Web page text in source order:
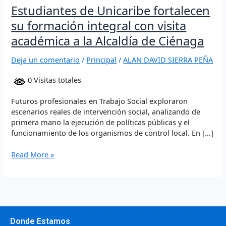
Estudiantes de Unicaribe fortalecen
su formación integral con visita
académica a la Alcaldía de Ciénaga
Deja un comentario / Principal /ALAN DAVID SIERRA PEÑA
0 Visitas totales
Futuros profesionales en Trabajo Social exploraron
escenarios reales de intervención social, analizando de
primera mano la ejecución de políticas públicas y el
funcionamiento de los organismos de control local. En […]
Ciénaga
Read More »
Donde Estamos